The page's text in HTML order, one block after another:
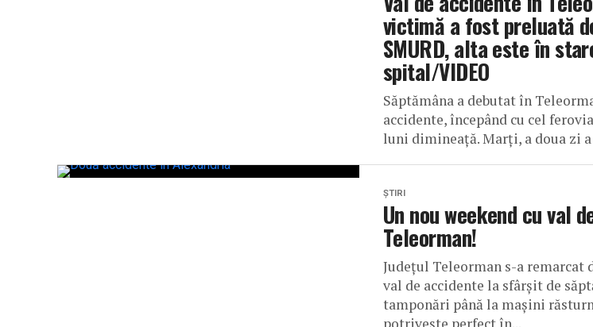
victimă a fost preluată
SMURD, alta este în
spital/VIDEO
Săptămâna a debutat în
accidente, începând cu cel
luni dimineață. Marți, a doua zi
ȘTIRI
Un nou weekend cu val
Teleorman!
Județul Teleorman s-a remarcat
val de accidente la sfârșit de
tamponări până la mașini
potrivește perfect în...